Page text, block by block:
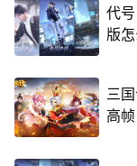
代
版
三
高